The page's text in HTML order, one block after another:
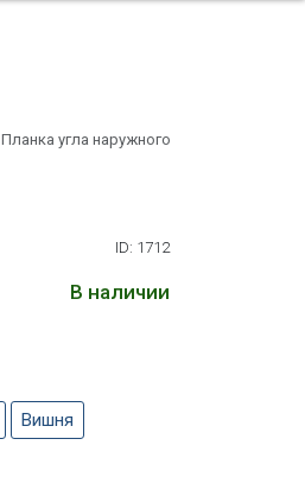
Планка угла наружного 115х115х2000
ID: 1712
В наличии
Вишня